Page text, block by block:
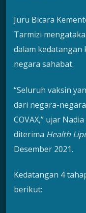
Juru Bicara
Tarmizi
dalam kedatangan
negara sahabat.
“Seluruh vaksin
dari negara-
COVAX,” ujar
diterima Health
Desember 2021.
Kedatangan 4
berikut: